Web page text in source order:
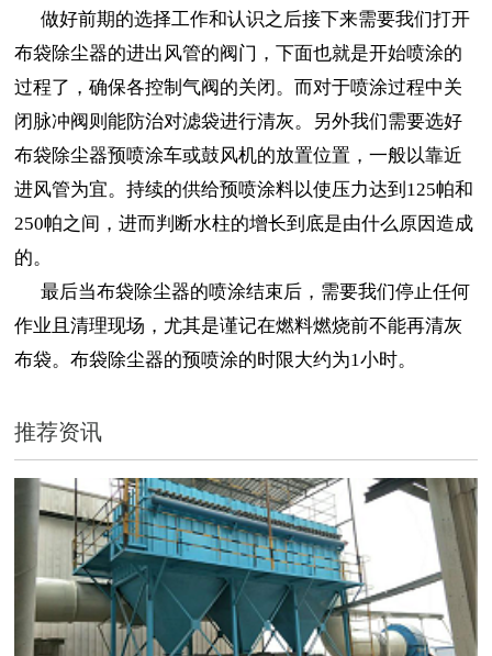
做好前期的选择工作和认识之后接下来需要我们打开
布袋除尘器的进出风管的阀门，下面也就是开始喷涂的
过程了，确保各控制气阀的关闭。而对于喷涂过程中关
闭脉冲阀则能防治对滤袋进行清灰。另外我们需要选好
布袋除尘器预喷涂车或鼓风机的放置位置，一般以靠近
进风管为宜。持续的供给预喷涂料以使压力达到125帕和
250帕之间，进而判断水柱的增长到底是由什么原因造成
的。
最后当布袋除尘器的喷涂结束后，需要我们停止任何
作业且清理现场，尤其是谨记在燃料燃烧前不能再清灰
布袋。布袋除尘器的预喷涂的时限大约为1小时。
推荐资讯